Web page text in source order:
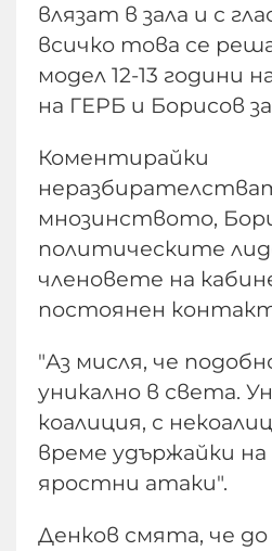
влязат в зала и с
всичко това се
модел 12-13 години
на ГЕРБ и Борисов
Коментирайки
мнозинството,
политическите
членовете на
постоянен
"Аз мисля, че
уникално в света.
коалиция, с
време удържайки
яростни атаки".
Денков смята, че